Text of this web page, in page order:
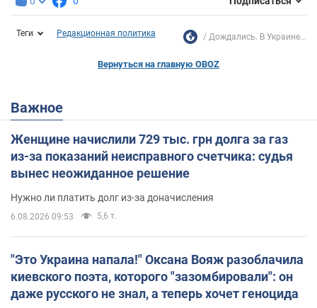
Теги Редакционная политика Дождались. В Украине...
Вернуться на главную OBOZ
Важное
Женщине начислили 729 тыс. грн долга за газ
из-за показаний неисправного счетчика: судья
вынес неожиданное решение
Нужно ли платить долг из-за доначисления
6.08.2026 09:53 5,6 т.
"Это Украина напала!" Оксана Вояж разоблачила
киевского поэта, которого "зазомбировали": он
даже русского не знал, а теперь хочет геноцида